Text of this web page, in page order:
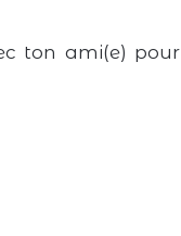
ton ami(e) pour